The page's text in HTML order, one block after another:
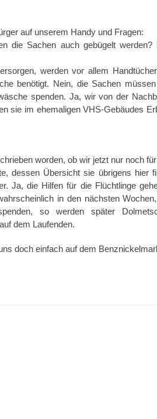
auf unserem Handy und Fragen:
die Sachen auch gebügelt
werden vor allem
benötigt. Nein, die Sachen
spenden. Ja, wir von der
sie im ehemaligen VHS-Gebäudes
worden, ob wir jetzt nur noch
dessen Übersicht sie übrigens hier
Ja, die Hilfen für die Flüchtlinge
in den nächsten
so werden später
dem Laufenden.
doch einfach auf dem